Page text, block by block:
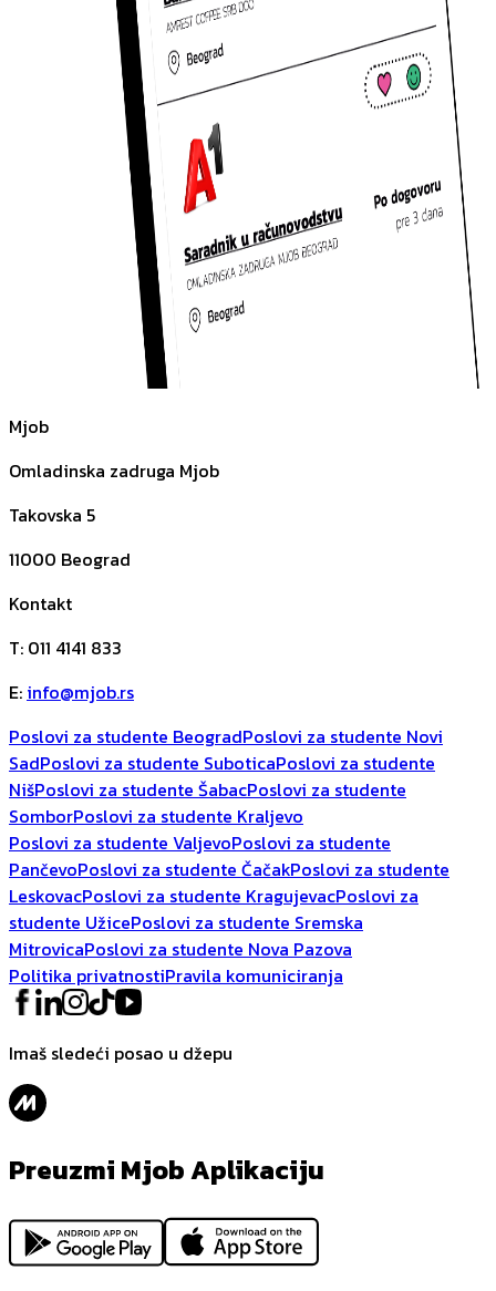
Mjob
Omladinska zadruga Mjob
Takovska 5
11000 Beograd
Kontakt
T: 011 4141 833
E: info@mjob.rs
Poslovi za studente BeogradPoslovi za studente Novi
SadPoslovi za studente SuboticaPoslovi za studente
NišPoslovi za studente ŠabacPoslovi za studente
SomborPoslovi za studente Kraljevo
Poslovi za studente ValjevoPoslovi za studente
PančevoPoslovi za studente ČačakPoslovi za studente
LeskovacPoslovi za studente KragujevacPoslovi za
studente UžicePoslovi za studente Sremska
MitrovicaPoslovi za studente Nova Pazova
Politika privatnostiPravila komuniciranja
Imaš sledeći posao u džepu
Preuzmi Mjob Aplikaciju